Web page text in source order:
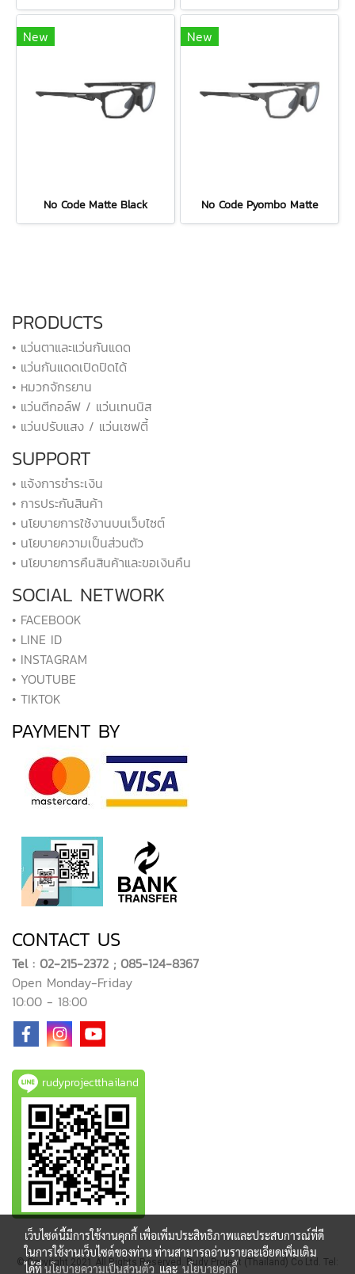
New
No Code Matte Black
New
No Code Pyombo Matte
PRODUCTS
• แว่นตาและแว่นกันแดด
• แว่นกันแดดเปิดปิดได้
• หมวกจักรยาน
• แว่นตีกอล์ฟ / แว่นเทนนิส
• แว่นปรับแสง / แว่นเซฟตี้
SUPPORT
• แจ้งการชำระเงิน
• การประกันสินค้า
• นโยบายการใช้งานบนเว็บไซต์
• นโยบายความเป็นส่วนตัว
• นโยบายการคืนสินค้าและขอเงินคืน
SOCIAL NETWORK
• FACEBOOK
• LINE ID
• INSTAGRAM
• YOUTUBE
• TIKTOK
PAYMENT BY
CONTACT US
Tel : 02-215-2372 ; 085-124-8367
Open Monday-Friday
10:00 - 18:00
rudyprojectthailand
© Copyright 2021 All Rights Reserved. Rudy Project (Thailand) Co Ltd. Tel:
เว็บไซต์นี้มีการใช้งานคุกกี้ เพื่อเพิ่มประสิทธิภาพและประสบการณ์ที่ดี
ในการใช้งานเว็บไซต์ของท่าน ท่านสามารถอ่านรายละเอียดเพิ่มเติม
ได้ที่นโยบายความเป็นส่วนตัวและนโยบายคุกกี้